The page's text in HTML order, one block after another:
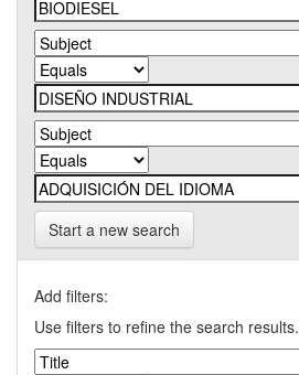
Start a new search
Add filters:
Use filters to refine the search results.